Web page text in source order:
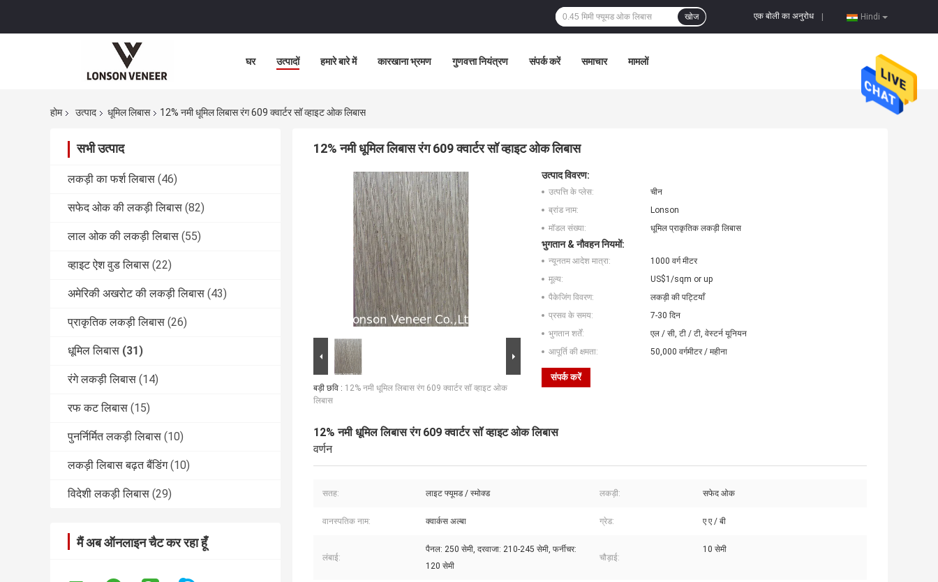
Hindi
एक बोली का अनुरोध
खोज
घर उत्पादों हमारे बारे में कारखाना भ्रमण गुणवत्ता नियंत्रण संपर्क करें समाचार मामलों
होम उत्पाद धूमिल लिबास 12% नमी धूमिल लिबास रंग 609 क्वार्टर सॉ व्हाइट ओक लिबास
सभी उत्पाद
लकड़ी का फर्श लिबास (46)
सफेद ओक की लकड़ी लिबास (82)
लाल ओक की लकड़ी लिबास (55)
व्हाइट ऐश वुड लिबास (22)
अमेरिकी अखरोट की लकड़ी लिबास (43)
प्राकृतिक लकड़ी लिबास (26)
धूमिल लिबास (31)
रंगे लकड़ी लिबास (14)
रफ कट लिबास (15)
पुनर्निर्मित लकड़ी लिबास (10)
लकड़ी लिबास बढ़त बैंडिंग (10)
विदेशी लकड़ी लिबास (29)
मैं अब ऑनलाइन चैट कर रहा हूँ
12% नमी धूमिल लिबास रंग 609 क्वार्टर सॉ व्हाइट ओक लिबास
बड़ी छवि : 12% नमी धूमिल लिबास रंग 609 क्वार्टर सॉ व्हाइट ओक
लिबास
उत्पाद विवरण:
उत्पत्ति के प्लेस:
चीन
ब्रांड नाम:
Lonson
मॉडल संख्या:
धूमिल प्राकृतिक लकड़ी लिबास
भुगतान & नौवहन नियमों:
न्यूनतम आदेश मात्रा:
1000 वर्ग मीटर
मूल्य:
US$1/sqm or up
पैकेजिंग विवरण:
लकड़ी की पट्टियाँ
प्रसव के समय:
7-30 दिन
भुगतान शर्तें:
एल / सी, टी / टी, वेस्टर्न यूनियन
आपूर्ति की क्षमता:
50,000 वर्गमीटर / महीना
संपर्क करें
12% नमी धूमिल लिबास रंग 609 क्वार्टर सॉ व्हाइट ओक लिबास
वर्णन
सतह: लाइट फ्यूमड / स्मोक्ड लकड़ी: सफेद ओक
वानस्पतिक नाम: क्वार्कस अल्बा ग्रेड: ए ए / बी
लंबाई:
पैनल: 250 सेमी, दरवाजा: 210-245 सेमी, फर्नीचर:
120 सेमी
चौड़ाई:
10 सेमी